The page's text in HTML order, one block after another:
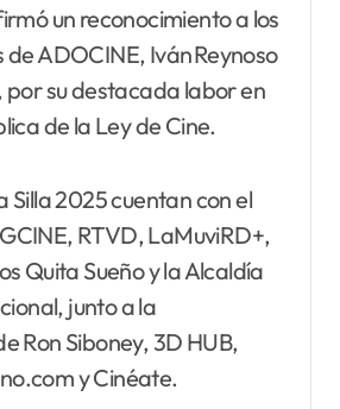
un reconocimiento a los
ADOCINE, Iván Reynoso
por su destacada labor en
de la Ley de Cine.
Silla 2025 cuentan con el
RTVD, LaMuviRD+,
Quita Sueño y la Alcaldía
junto a la
Ron Siboney, 3D HUB,
y Cinéate.